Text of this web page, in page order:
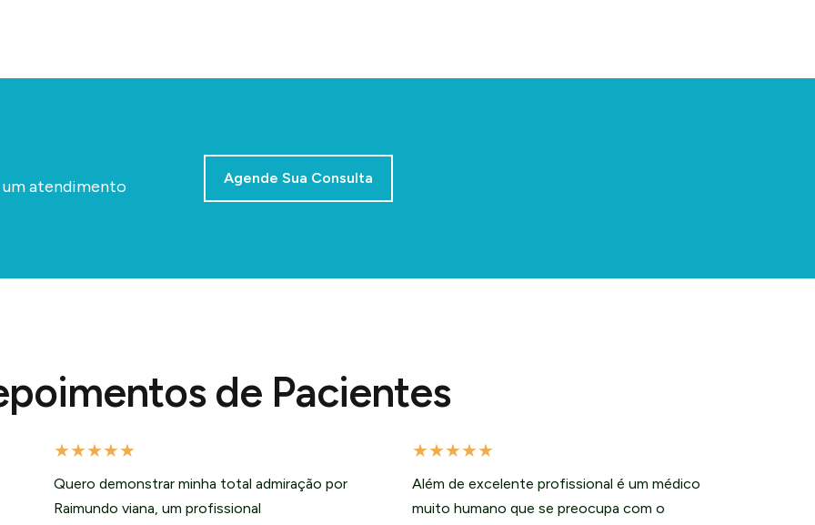
atendimento Agende Sua Consulta
de Pacientes
★★★★★
Quero demonstrar minha total admiração por
Raimundo viana, um profissional
★★★★★
Além de excelente profissional é um médico
muito humano que se preocupa com o